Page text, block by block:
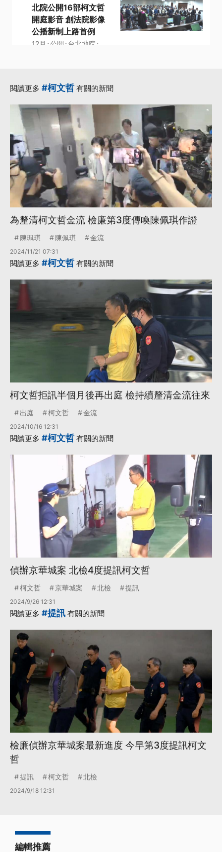
北院公開16部柯文哲
開庭影音 創法院影像
公播新制上路首例
12月 ·公開 · 台北地院 ·
閱讀更多 #柯文哲 有關的新聞
為釐清柯文哲金流 檢廉第3度傳喚陳佩琪作證
陳珮琪 陳佩琪 金流
2024/11/21 07:31
閱讀更多 #柯文哲 有關的新聞
柯文哲拒訊半個月後再出庭 檢持續釐清金流往來
出庭 柯文哲 金流
2024/10/16 12:31
閱讀更多 #柯文哲 有關的新聞
偵辦京華城案 北檢4度提訊柯文哲
柯文哲 京華城案 北檢 提訊
2024/9/26 12:31
閱讀更多 #提訊 有關的新聞
檢廉偵辦京華城案最新進度 今早第3度提訊柯文
哲
提訊 柯文哲 北檢
2024/9/18 12:31
編輯推薦